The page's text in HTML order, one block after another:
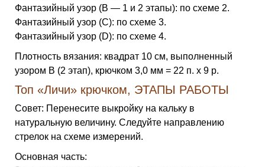
Фантазийный узор (B — 1 и 2 этапы): по схеме 2.
Фантазийный узор (C): по схеме 3.
Фантазийный узор (D): по схеме 4.
Плотность вязания: квадрат 10 см, выполненный
узором B (2 этап), крючком 3,0 мм = 22 п. х 9 р.
Топ «Личи» крючком, ЭТАПЫ РАБОТЫ
Совет: Перенесите выкройку на кальку в
натуральную величину. Следуйте направлению
стрелок на схеме измерений.
Основная часть: